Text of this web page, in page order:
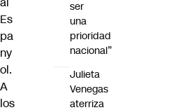
Es
pa
ny
ol.
A
los
ser
una
prioridad
nacional”
Julieta
Venegas
aterriza